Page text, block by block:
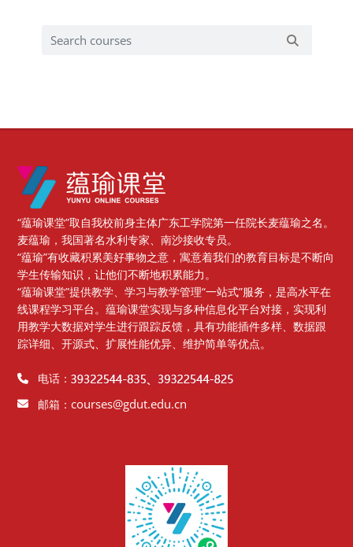
Search courses
版块
“蕴瑜课堂”取自我校前身主体广东工学院第一任院长麦蕴瑜之名。
麦蕴瑜，我国著名水利专家、南沙接收专员。
“蕴瑜”有收藏积累美好事物之意，寓意着我们的教育目标是不断向
学生传输知识，让他们不断地积累能力。
“蕴瑜课堂”提供教学、学习与教学管理“一站式”服务，是高水平在
线课程学习平台。蕴瑜课堂实现与多种信息化平台对接，实现利
用教学大数据对学生进行跟踪反馈，具有功能插件多样、数据跟
踪详细、开源式、扩展性能优异、维护简单等优点。
电话：
邮箱：courses@gdut.edu.cn